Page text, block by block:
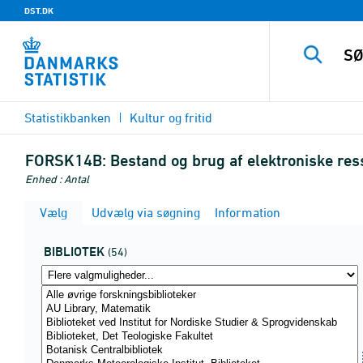
DST.DK
Statistikbanken Kultur og fritid
FORSK14B: Bestand og brug af elektroniske
Enhed : Antal
Vælg Udvælg via søgning Information
BIBLIOTEK (54)